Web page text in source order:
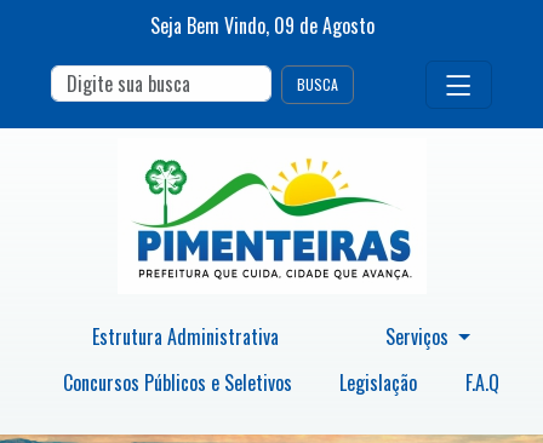
Seja Bem Vindo, 09 deAgosto
BUSCA
Estrutura Administrativa
Serviços
Concursos Públicos e Seletivos
Legislação F.A.Q